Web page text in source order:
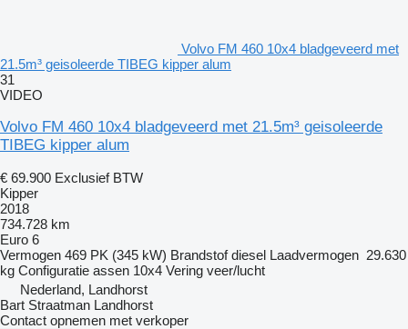
Volvo FM 460 10x4 bladgeveerd met
21.5m³ geisoleerde TIBEG kipper alum
31
VIDEO
Volvo FM 460 10x4 bladgeveerd met 21.5m³ geisoleerde
TIBEG kipper alum
€ 69.900 Exclusief BTW
Kipper
2018
734.728 km
Euro 6
Vermogen 469 PK (345 kW) Brandstof diesel Laadvermogen 29.630
kg Configuratie assen 10x4 Vering veer/lucht
Nederland, Landhorst
Bart Straatman Landhorst
Contact opnemen met verkoper